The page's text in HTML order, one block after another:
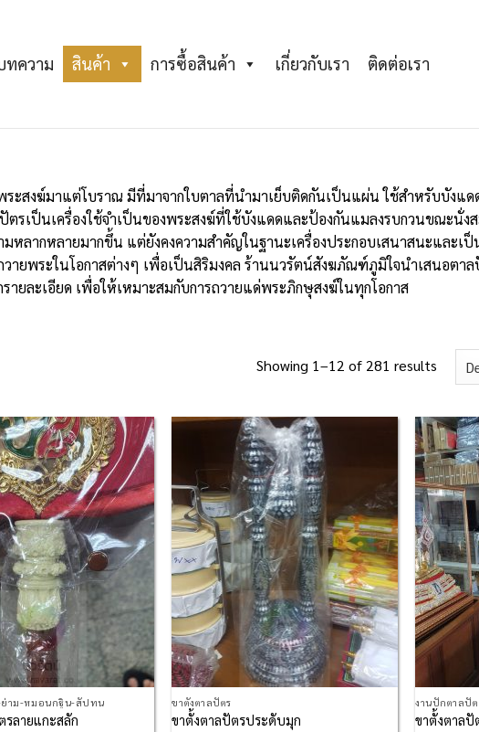
ทความ สินค้า การซื้อสินค้า เกี่ยวกับเรา ติดต่อเรา
ะสงฆ์มาแต่โบราณ มีที่มาจากใบตาลที่นำมาเย็บติดกันเป็นแผ่น ใช้สำหรับบังแด
ตรเป็นเครื่องใช้จำเป็นของพระสงฆ์ที่ใช้บังแดดและป้องกันแมลงรบกวนขณะนั่
ลากหลายมากขึ้น แต่ยังคงความสำคัญในฐานะเครื่องประกอบเสนาสนะและเ
ยพระในโอกาสต่างๆ เพื่อเป็นสิริมงคล ร้านนวรัตน์สังฆภัณฑ์ภูมิใจนำเสนอตาล
ยละเอียด เพื่อให้เหมาะสมกับการถวายแด่พระภิกษุสงฆ์ในทุกโอกาส
Showing 1–12 of 281 results
Add to
Wishlist
ย่าม-หมอนกฐิน-สัปทน
ลายแกะสลัก
ขาตั้งตาลปัตร
ขาตั้งตาลปัตรประดับมุก
งานปักตาลปั
ขาตั้งตาล